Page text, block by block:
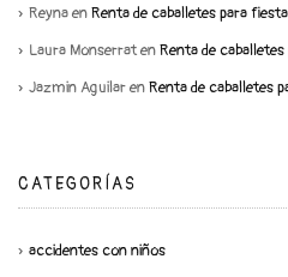
ReynaenRenta de caballetes para
Laura MonserratenRenta de
Jazmin AguilarenRenta de caballetes
CATEGORÍAS
accidentes con niños